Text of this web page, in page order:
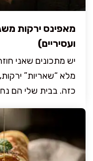
ועסיריים)
יש מתכונים שאני
מלא “שאריות”
כזה. בבית שלי הם